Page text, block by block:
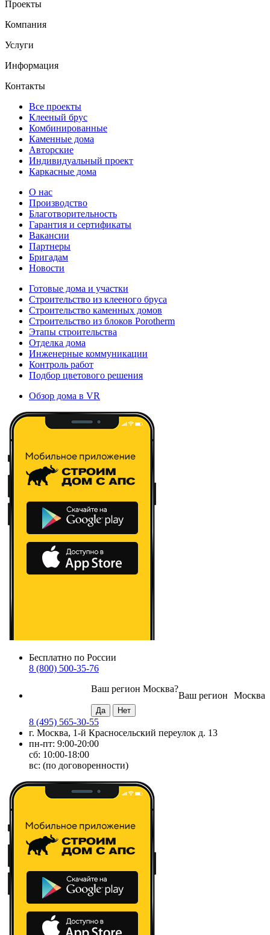
Проекты
Компания
Услуги
Информация
Контакты
Все проекты
Клееный брус
Комбинированные
Каменные дома
Авторские
Индивидуальный проект
Каркасные дома
О нас
Производство
Благотворительность
Гарантия и сертификаты
Вакансии
Партнеры
Бригадам
Новости
Готовые дома и участки
Строительство из клееного бруса
Строительство каменных домов
Строительство из блоков Porotherm
Этапы строительства
Отделка дома
Инженерные коммуникации
Контроль работ
Подбор цветового решения
Обзор дома в VR
Бесплатно по России
8 (800) 500-35-76
Москва
Ваш регион
Ваш регион Москва?
8 (495) 565-30-55
г. Москва, 1-й Красносельский переулок д. 13
пн-пт: 9:00-20:00
сб: 10:00-18:00
вс: (по договоренности)